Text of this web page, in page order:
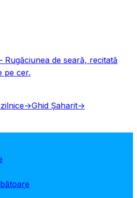
Rugăciunea de seară, recitată
pe cer.
→Ghid Șaharit→